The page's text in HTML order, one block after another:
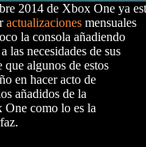
2014 de Xbox One ya
actualizaciones mensuales
la consola añadiendo
las necesidades de sus
que algunos de estos
en hacer acto de
añadidos de la
como lo es la